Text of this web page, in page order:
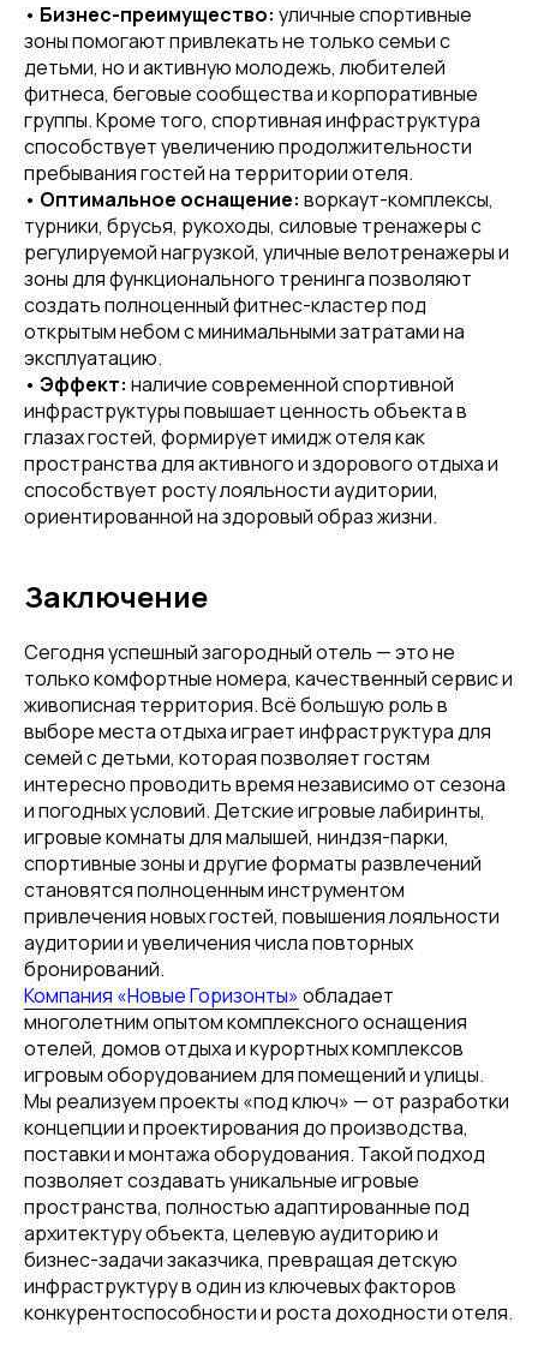
• Бизнес-преимущество: уличные спортивные
зоны помогают привлекать не только семьи с
детьми, но и активную молодежь, любителей
фитнеса, беговые сообщества и корпоративные
группы. Кроме того, спортивная инфраструктура
способствует увеличению продолжительности
пребывания гостей на территории отеля.
• Оптимальное оснащение: воркаут-комплексы,
турники, брусья, рукоходы, силовые тренажеры с
регулируемой нагрузкой, уличные велотренажеры и
зоны для функционального тренинга позволяют
создать полноценный фитнес-кластер под
открытым небом с минимальными затратами на
эксплуатацию.
• Эффект: наличие современной спортивной
инфраструктуры повышает ценность объекта в
глазах гостей, формирует имидж отеля как
пространства для активного и здорового отдыха и
способствует росту лояльности аудитории,
ориентированной на здоровый образ жизни.
Заключение
Сегодня успешный загородный отель — это не
только комфортные номера, качественный сервис и
живописная территория. Всё большую роль в
выборе места отдыха играет инфраструктура для
семей с детьми, которая позволяет гостям
интересно проводить время независимо от сезона
и погодных условий. Детские игровые лабиринты,
игровые комнаты для малышей, ниндзя-парки,
спортивные зоны и другие форматы развлечений
становятся полноценным инструментом
привлечения новых гостей, повышения лояльности
аудитории и увеличения числа повторных
бронирований.
Компания «Новые Горизонты»обладает
многолетним опытом комплексного оснащения
отелей, домов отдыха и курортных комплексов
игровым оборудованием для помещений и улицы.
Мы реализуем проекты «под ключ» — от разработки
концепции и проектирования до производства,
поставки и монтажа оборудования. Такой подход
позволяет создавать уникальные игровые
пространства, полностью адаптированные под
архитектуру объекта, целевую аудиторию и
бизнес-задачи заказчика, превращая детскую
инфраструктуру в один из ключевых факторов
конкурентоспособности и роста доходности отеля.